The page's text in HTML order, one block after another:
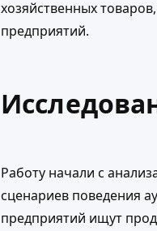
хозяйственных
предприятий.
Работу начали с
сценариев поведения
предприятий ищут